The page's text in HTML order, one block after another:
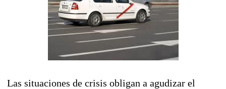
Las situaciones de crisis obligan a agudizar el